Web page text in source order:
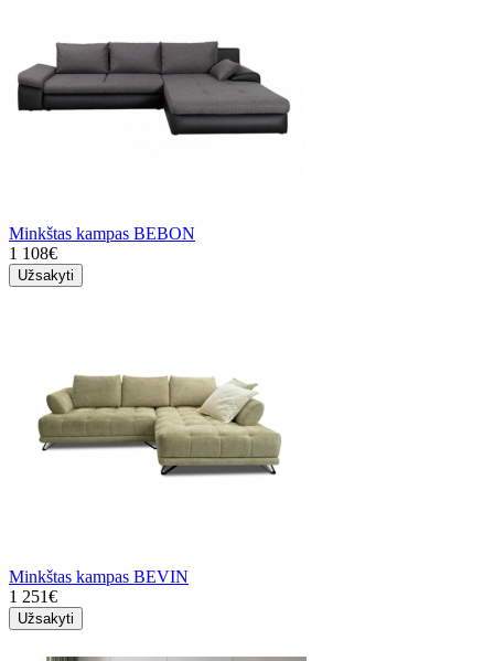
Minkštas kampas BEBON
1 108€
Užsakyti
Minkštas kampas BEVIN
1 251€
Užsakyti